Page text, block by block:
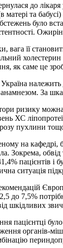
до
матері та
було
вага її
як саме це
За
ризику
ХС
пухлини
на кафедрі,
Зокрема,
пацієнтів і
ситуація
до 7,5%
шкідливих
пацієнтці
органів-